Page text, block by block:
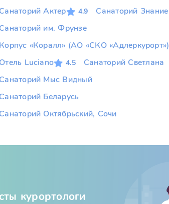
Санаторий Актер 4.9 Санаторий Знание
Санаторий им. Фрунзе
Корпус «Коралл» (АО «СКО «Адлеркурорт»)
Отель Luciano 4.5 Санаторий Светлана
Санаторий Мыс Видный
Санаторий Беларусь
Санаторий Октябрьский, Сочи
курортологи